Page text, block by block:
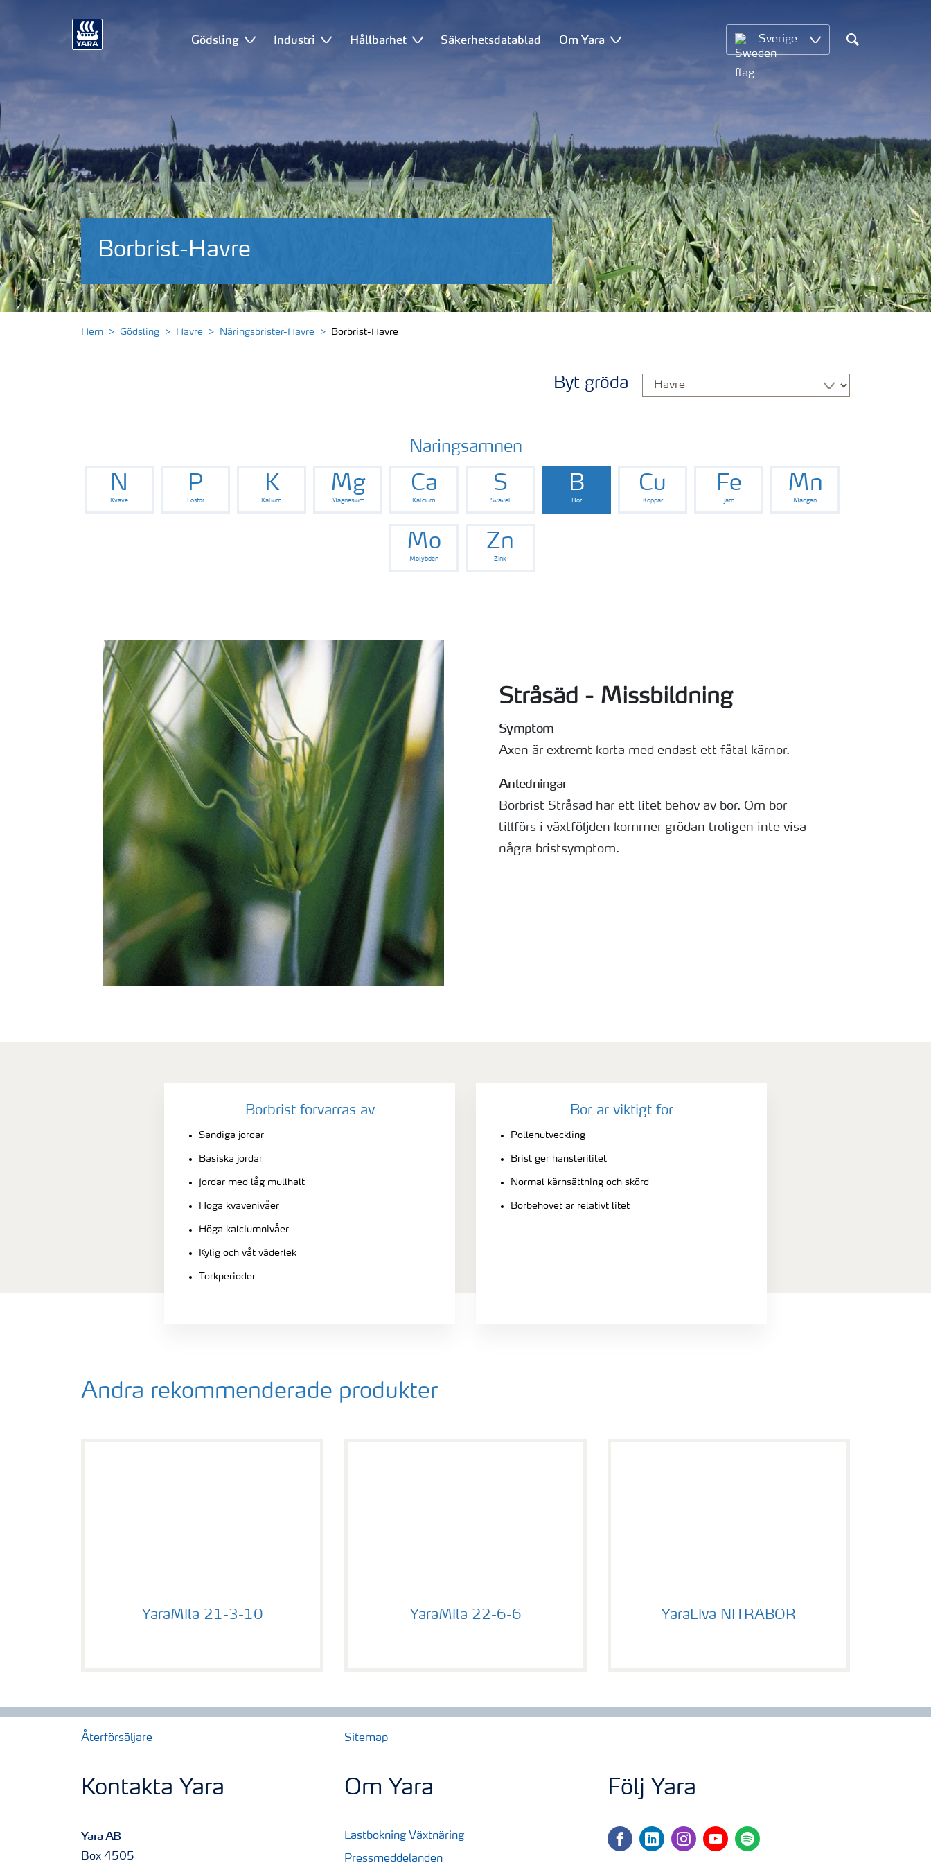
Gödsling Industri Hållbarhet Säkerhetsdatablad Om Yara Sverige
Sök
Borbrist-Havre
Hem Gödsling Havre Näringsbrister-Havre Borbrist-Havre
Byt gröda
Näringsämnen
N
Kväve
P
Fosfor
K
Kalium
Mg
Magnesium
Ca
Kalcium
S
Svavel
B
Bor
Cu
Koppar
Fe
Järn
Mn
Mangan
Mo
Molybden
Zn
Zink
Stråsäd - Missbildning
Symptom
Axen är extremt korta med endast ett fåtal kärnor.
Anledningar
Borbrist Stråsäd har ett litet behov av bor. Om bor
tillförs i växtföljden kommer grödan troligen inte visa
några bristsymptom.
Borbrist förvärras av
Sandiga jordar
Basiska jordar
Jordar med låg mullhalt
Höga kvävenivåer
Höga kalciumnivåer
Kylig och våt väderlek
Torkperioder
Bor är viktigt för
Pollenutveckling
Brist ger hansterilitet
Normal kärnsättning och skörd
Borbehovet är relativt litet
Andra rekommenderade produkter
YaraMila 21-3-10
-
YaraMila 22-6-6
-
YaraLiva NITRABOR
-
Återförsäljare Sitemap
Kontakta Yara
Yara AB
Box 4505
Om Yara
Lastbokning Växtnäring
Pressmeddelanden
Följ Yara
facebooklinkedininstagramyoutubespotify